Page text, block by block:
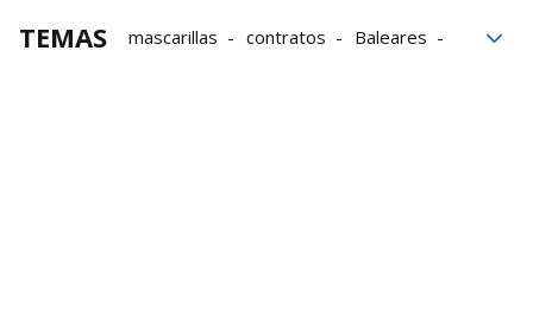
TEMAS mascarillas contratos
Baleares